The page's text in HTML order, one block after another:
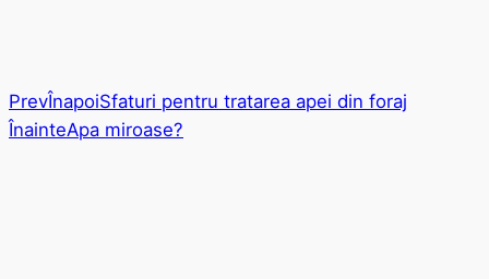
PrevÎnapoiSfaturi pentru tratarea apei din foraj
ÎnainteApa miroase?